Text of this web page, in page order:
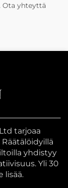
Ota yhteyttä
tarjoaa
yhdistyy
Yli 30
lisää.